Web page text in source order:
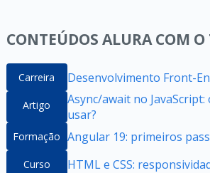
CONTEÚDOS ALURA COM
Carreira Desenvolvimento Front-
Artigo
Async/await no
usar?
Formação Angular 19: primeiros
Curso HTML e CSS: